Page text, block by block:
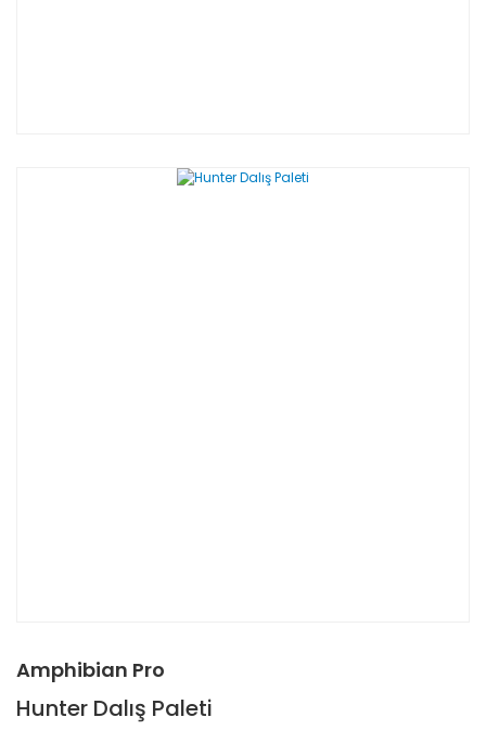
Amphibian Pro
Hunter Dalış Paleti